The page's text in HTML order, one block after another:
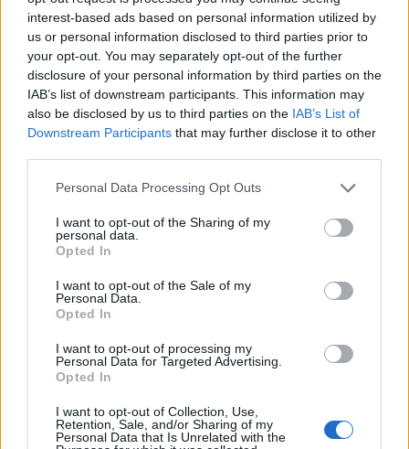
interest-based ads based on personal information utilized by
us or personal information disclosed to third parties prior to
your opt-out. You may separately opt-out of the further
disclosure of your personal information by third parties on the
IAB’s list of downstream participants. This information may
also be disclosed by us to third parties on the IAB’s List of
Downstream Participants that may further disclose it to other
Personal Data Processing Opt Outs
I want to opt-out of the Sharing of my
personal data.
Opted In
I want to opt-out of the Sale of my
Personal Data.
Opted In
I want to opt-out of processing my
Personal Data for Targeted Advertising.
Opted In
I want to opt-out of Collection, Use,
Retention, Sale, and/or Sharing of my
Personal Data that Is Unrelated with the